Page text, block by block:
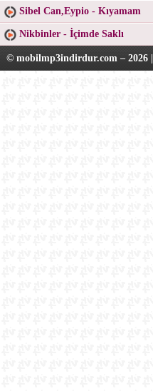
Sibel Can,Eypio - Kıyamam
Nikbinler - İçimde Saklı
© mobilmp3indirdur.com – 2026 |